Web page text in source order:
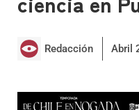
Redacción Abril